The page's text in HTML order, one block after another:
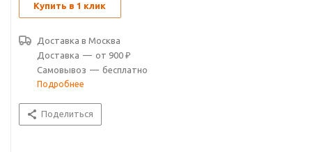
Купить в 1 клик
Доставка в Москва
Доставка — от 900 ₽
Самовывоз — бесплатно
Подробнее
Поделиться